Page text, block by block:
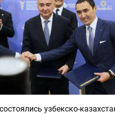
узбекско-